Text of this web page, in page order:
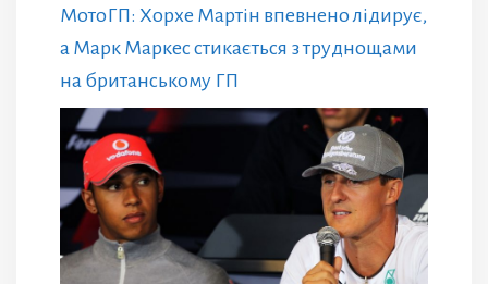
МотоГП: Хорхе Мартін впевнено лідирує,
а Марк Маркес стикається з труднощами
на британському ГП